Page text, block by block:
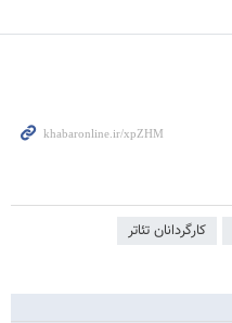
کارگردانان تئاتر